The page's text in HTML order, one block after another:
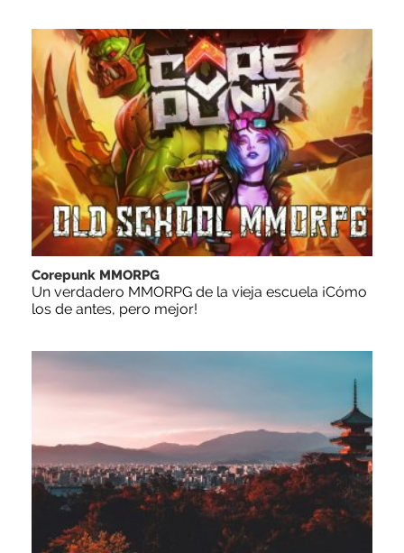
Corepunk MMORPG
Un verdadero MMORPG de la vieja escuela ¡Cómo
los de antes, pero mejor!